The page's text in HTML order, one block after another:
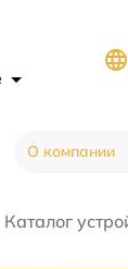
О компании
Каталог